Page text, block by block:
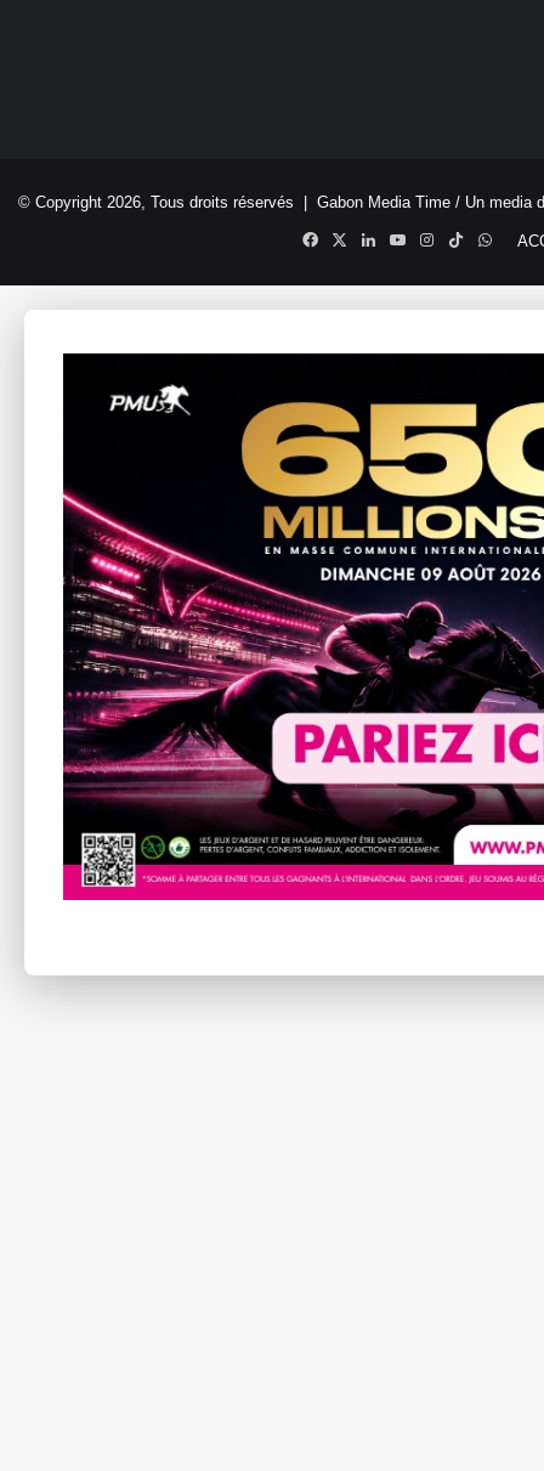
© Copyright 2026, Tous droits réservés | Gabon Media Time / Un media
Facebook
X LinkedinYouTubeInstagram
TikTok